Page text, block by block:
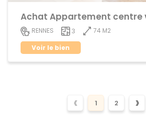
RENNES 3
74 M2
Voir le bien
‹ 1 2 ›